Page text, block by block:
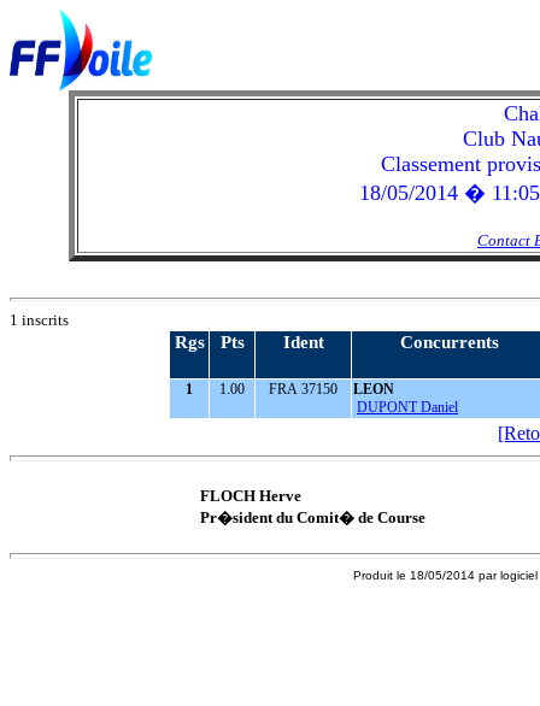
Club
Classement
18/05/2014 �
Contact
1 inscrits
Rgs Pts Ident Concurrents
1 1.00 FRA 37150
LEON
DUPONT Daniel
FLOCH Herve
Pr�sident du Comit� de Course
Produit le 18/05/2014 par logiciel